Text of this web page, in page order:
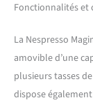
Fonctionnalités et
La Nespresso
amovible d’une
plusieurs tasses
dispose